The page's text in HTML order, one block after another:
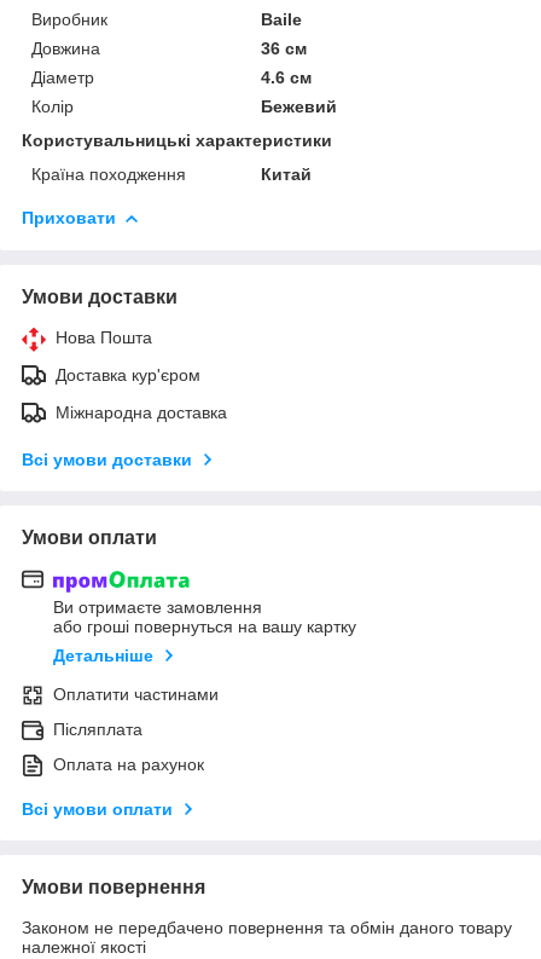
Виробник
Baile
Довжина
36 см
Діаметр
4.6 см
Колір
Бежевий
Користувальницькі характеристики
Країна походження
Китай
Приховати
Умови доставки
Нова Пошта
Доставка кур'єром
Міжнародна доставка
Всі умови доставки
Умови оплати
Ви отримаєте замовлення
або гроші повернуться на вашу картку
Детальніше
Оплатити частинами
Післяплата
Оплата на рахунок
Всі умови оплати
Умови повернення
Законом не передбачено повернення та обмін даного товару
належної якості